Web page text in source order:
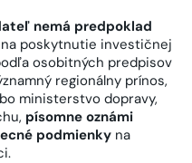
nemá predpoklad
na poskytnutie investičnej
osobitných predpisov
regionálny prínos,
ministerstvo dopravy,
písomne oznámi
podmienky na